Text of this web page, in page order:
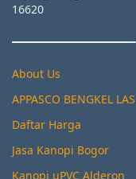
16620
About Us
APPASCO BENGKEL
Daftar Harga
Jasa Kanopi Bogor
Kanopi uPVC Alderon